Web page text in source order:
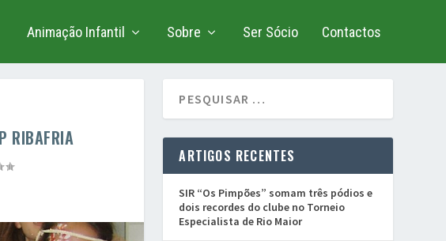
Animação Infantil Sobre Ser Sócio Contactos
RIBAFRIA
ARTIGOS RECENTES
SIR “Os Pimpões” somam três pódios e
dois recordes do clube no Torneio
Especialista de Rio Maior